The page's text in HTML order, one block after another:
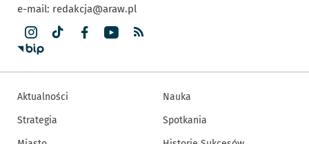
e-mail: redakcja@araw.pl
Aktualności
Strategia
Nauka
Spotkania